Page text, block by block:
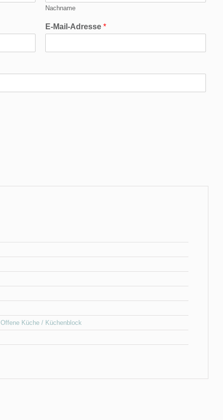
Nachname
E-Mail-Adresse*
Offene Küche / Küchenblock